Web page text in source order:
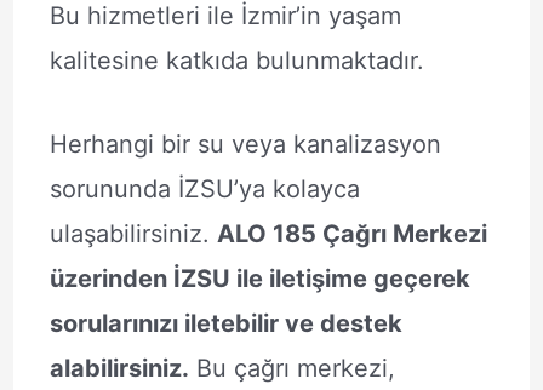
Bu hizmetleri ile İzmir’in yaşam
kalitesine katkıda bulunmaktadır.
Herhangi bir su veya kanalizasyon
sorununda İZSU’ya kolayca
ulaşabilirsiniz. ALO 185 Çağrı Merkezi
üzerinden İZSU ile iletişime geçerek
sorularınızı iletebilir ve destek
alabilirsiniz. Bu çağrı merkezi,